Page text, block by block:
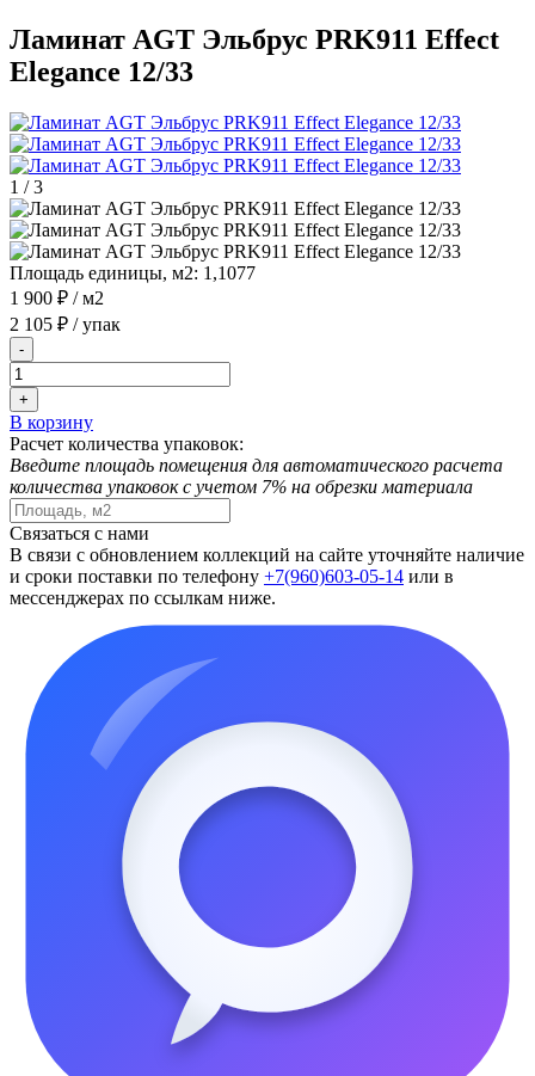
Ламинат AGT Эльбрус PRK911 Effect
Elegance 12/33
1 /3
Площадь единицы, м2: 1,1077
1 900 ₽ / м2
2 105 ₽ / упак
-
+
В корзину
Расчет количества упаковок:
Введите площадь помещения для автоматического расчета
количества упаковок с учетом 7% на обрезки материала
Связаться с нами
В связи с обновлением коллекций на сайте уточняйте наличие
и сроки поставки по телефону +7(960)603-05-14 или в
мессенджерах по ссылкам ниже.